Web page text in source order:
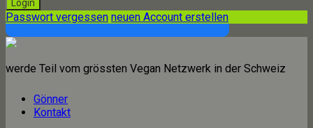
Passwort vergessen neuen Account erstellen
werde Teil vom grössten Vegan Netzwerk in der Schweiz
Gönner
Kontakt